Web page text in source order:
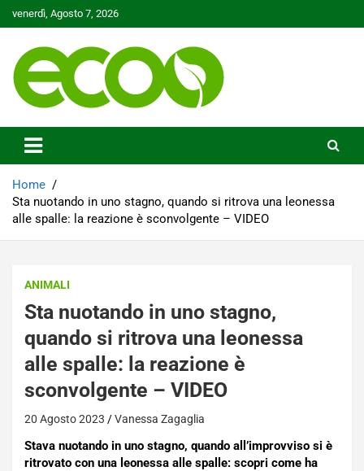
to
venerdì, Agosto 7, 2026
Ecoo.it
Home
Sta nuotando in uno stagno, quando si ritrova una leonessa
alle spalle: la reazione è sconvolgente – VIDEO
ANIMALI
Sta nuotando in uno stagno,
quando si ritrova una leonessa
alle spalle: la reazione è
sconvolgente – VIDEO
20 Agosto 2023 Vanessa Zagaglia
Stava nuotando in uno stagno, quando all’improvviso si è
ritrovato con una leonessa alle spalle: scopri come ha